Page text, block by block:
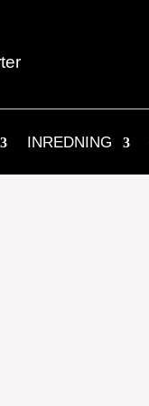
INREDNING